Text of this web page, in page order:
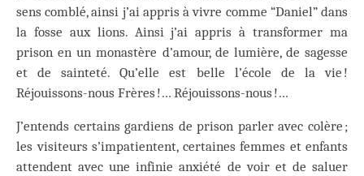
sens comblé, ainsi j’ai appris à vivre comme “Daniel” dans
la fosse aux lions. Ainsi j’ai appris à transformer ma
prison en un monastère d’amour, de lumière, de sagesse
et de sainteté. Qu’elle est belle l’école de la vie !
Réjouissons-nous Frères !… Réjouissons-nous !…
J’entends certains gardiens de prison parler avec colère ;
les visiteurs s’impatientent, certaines femmes et enfants
attendent avec une infinie anxiété de voir et de saluer